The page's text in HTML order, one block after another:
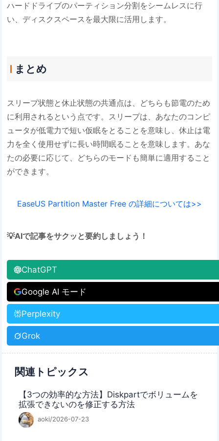
ハードドライブのパーティション分割をシームレスに行
い、ディスクスペースを最大限に活用します。
まとめ
スリープ状態と休止状態の共通点は、どちらも節電のため
に利用されるという点です。スリープは、あなたのコンピ
ュータが低電力で短い仮眠をとることを意味し、休止は電
力を全く使用せずに長い時間眠ることを意味します。あな
たの必要に応じて、どちらのモードも簡単に適用すること
ができます。
EaseUS Partition Master Free の詳細については>>
💡AIで記事をサクッと要約しましょう！
ChatGPT
Google AI モード
Perplexity
Grok
関連トピックス
【3つの効率的な方法】Diskpartでボリュームを
拡張できないのを修正する方法
aoki/2026-07-23